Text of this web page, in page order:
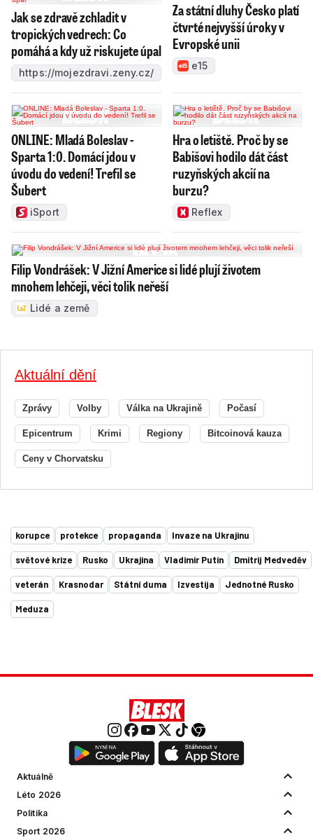
Jak se zdravě zchladit v
tropických vedrech: Co
pomáhá a kdy už riskujete úpal
https://mojezdravi.zeny.cz/
Za státní dluhy Česko platí
čtvrté nejvyšší úroky v
Evropské unii
e15
ONLINE: Mladá Boleslav -
Sparta 1:0. Domácí jdou v
úvodu do vedení! Trefil se
Šubert
iSport
Hra o letiště. Proč by se
Babišovi hodilo dát část
ruzyňských akcií na
burzu?
Reflex
Filip Vondrášek: V Jižní Americe si lidé plují životem
mnohem lehčeji, věci tolik neřeší
Lidé a země
Aktuální dění
Zprávy Volby Válka na Ukrajině Počasí
Epicentrum Krimi Regiony Bitcoinová kauza
Ceny v Chorvatsku
korupce protekce propaganda Invaze na Ukrajinu
světové krize Rusko Ukrajina Vladimir Putin Dmitrij Medveděv
veterán Krasnodar Státní duma Izvestija Jednotné Rusko
Meduza
Aktuálně
Léto 2026
Politika
Sport 2026